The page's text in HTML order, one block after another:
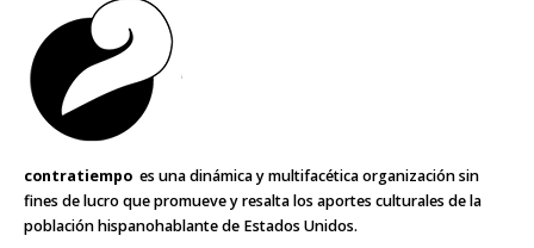
contratiempo es una dinámica y multifacética organización sin
fines de lucro que promueve y resalta los aportes culturales de la
población hispanohablante de Estados Unidos.